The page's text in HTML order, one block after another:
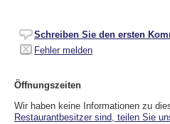
Schreiben Sie den ersten
Fehler melden
Öffnungszeiten
Wir haben keine Informationen zu
Restaurantbesitzer sind, teilen Sie